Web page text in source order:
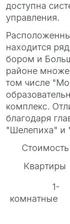
доступна
управления.
находится
бором и
районе
том числе
комплекс.
благодаря
"Шелепиха" и
Квартиры
1-